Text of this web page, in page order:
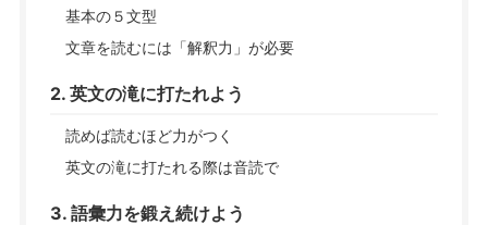
基本の５文型
文章を読むには「解釈力」が必要
2. 英文の滝に打たれよう
読めば読むほど力がつく
英文の滝に打たれる際は音読で
3. 語彙力を鍛え続けよう